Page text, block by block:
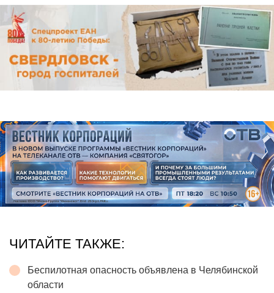
ЧИТАЙТЕ ТАКЖЕ:
Беспилотная опасность объявлена в Челябинской
области